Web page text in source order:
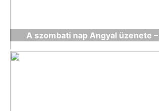
A szombati nap Angyal üzenete